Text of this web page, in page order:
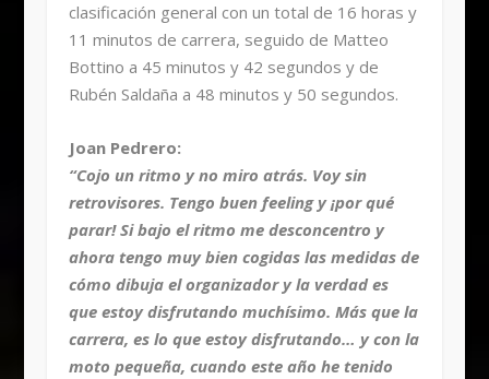
clasificación general con un total de 16 horas y
11 minutos de carrera, seguido de Matteo
Bottino a 45 minutos y 42 segundos y de
Rubén Saldaña a 48 minutos y 50 segundos.
Joan Pedrero:
“Cojo un ritmo y no miro atrás. Voy sin
retrovisores. Tengo buen feeling y ¡por qué
parar! Si bajo el ritmo me desconcentro y
ahora tengo muy bien cogidas las medidas de
cómo dibuja el organizador y la verdad es
que estoy disfrutando muchísimo. Más que la
carrera, es lo que estoy disfrutando… y con la
moto pequeña, cuando este año he tenido